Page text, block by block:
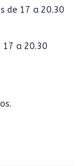
de 17 a 20.30
17 a 20.30